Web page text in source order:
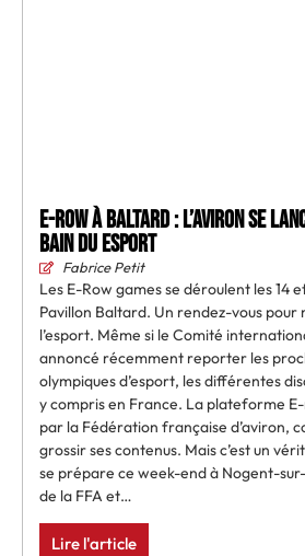
E-Row à Baltard : l’aviron se
bain du esport
Fabrice Petit
Les E-Row games se déroulent les 14
Pavillon Baltard. Un rendez-vous pour
l’esport. Même si le Comité
annoncé récemment reporter les
olympiques d’esport, les différentes
y compris en France. La plateforme
par la Fédération française d’aviron,
grossir ses contenus. Mais c’est un
se prépare ce week-end à Nogent-
de la FFA et…
Lire l'article